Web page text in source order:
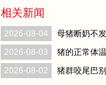
相关新闻
2026-08-04
母猪断奶不
2026-08-03
猪的正常体
2026-08-02
猪群咬尾巴